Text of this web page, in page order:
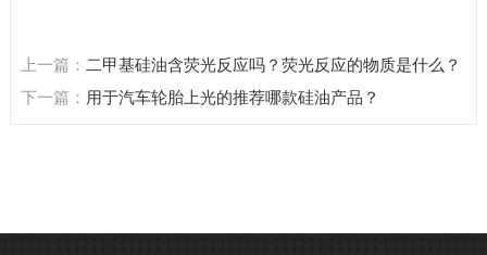
上一篇： 二甲基硅油含荧光反应吗？荧光反应的物质是什么？
下一篇： 用于汽车轮胎上光的推荐哪款硅油产品？